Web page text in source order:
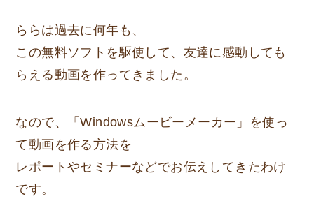
ららは過去に何年も、
この無料ソフトを駆使して、友達に感動しても
らえる動画を作ってきました。
なので、「Windowsムービーメーカー」を使っ
て動画を作る方法を
レポートやセミナーなどでお伝えしてきたわけ
です。